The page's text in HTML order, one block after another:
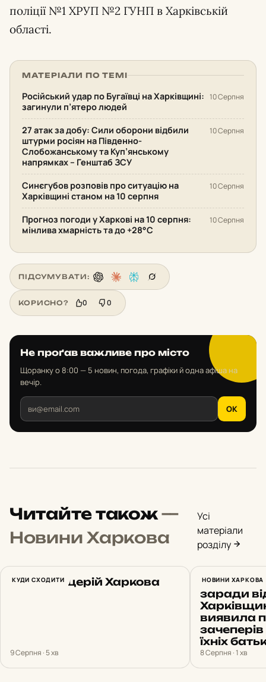
поліції №1 ХРУП №2 ГУНП в Харківській
області.
МАТЕРІАЛИ ПО ТЕМІ
Російський удар по Бугаївці на Харківщині:
загинули п’ятеро людей
10 Серпня
27 атак за добу: Сили оборони відбили
штурми росіян на Південно-
Слобожанському та Куп’янському
напрямках – Генштаб ЗСУ
10 Серпня
Синєгубов розповів про ситуацію на
Харківщині станом на 10 серпня
10 Серпня
Прогноз погоди у Харкові на 10 серпня:
мінлива хмарність та до +28°С
10 Серпня
ПІДСУМУВАТИ:
КОРИСНО? 0 0
Не проґав важливе про місто
Щоранку о 8:00 — 5 новин, погода, графіки й одна афіша на
вечір.
OK
Читайте також—
Новини Харкова
Усі
матеріали
розділу
КУДИ СХОДИТИ
ТОП-10 піцерій Харкова
9 Серпня · 5 хв
НОВИНИ ХАРКОВА
заради
виявила
їхніх
8 Серпня · 1 хв